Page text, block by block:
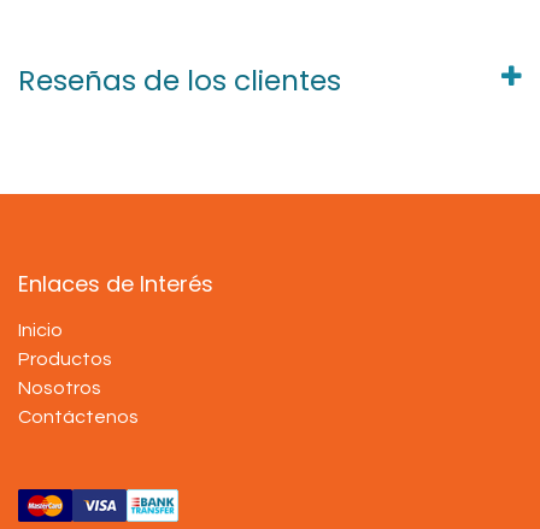
Reseñas de los clientes
Enlaces de Interés
Inicio
Productos
Nosotros
Contáctenos